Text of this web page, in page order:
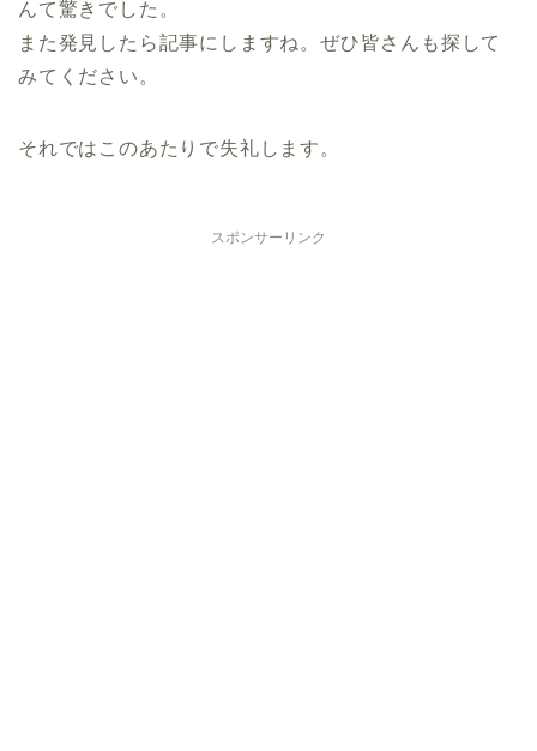
んて驚きでした。
また発見したら記事にしますね。ぜひ皆さんも探して
みてください。
それではこのあたりで失礼します。
スポンサーリンク